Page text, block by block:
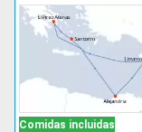
Comidas incluidas